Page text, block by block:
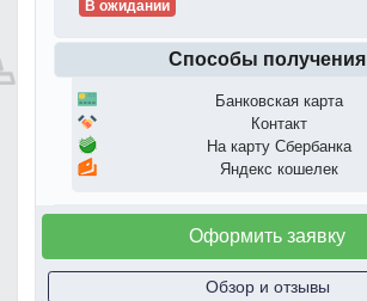
В ожидании
Способы получения
Банковская карта
Контакт
На карту Сбербанка
Яндекс кошелек
Оформить заявку
Обзор и отзывы